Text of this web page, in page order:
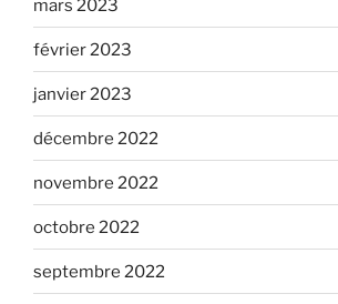
mars 2023
février 2023
janvier 2023
décembre 2022
novembre 2022
octobre 2022
septembre 2022